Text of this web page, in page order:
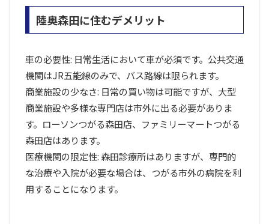
陸奥森田に住むデメリット
車の必要性: 日常生活において車が必須です。公共交通
機関はJR五能線のみで、バス路線は限られます。
商業施設の少なさ: 日常の買い物は可能ですが、大型
商業施設や多様な専門店は市外に出る必要がありま
す。ローソンつがる森田店、ファミリーマートつがる
森田店はあります。
医療機関の限定性: 森田診療所はありますが、専門的
な治療や入院が必要な場合は、つがる市外の病院を利
用することになります。